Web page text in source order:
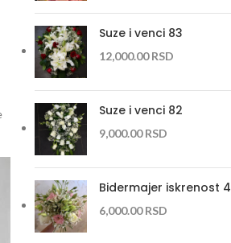
Suze i venci 83
12,000.00RSD
Suze i venci 82
9,000.00RSD
Bidermajer iskrenost 4
6,000.00RSD